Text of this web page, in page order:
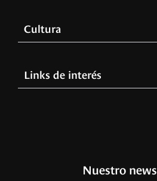
Cultura
Links de interés
Nuestro